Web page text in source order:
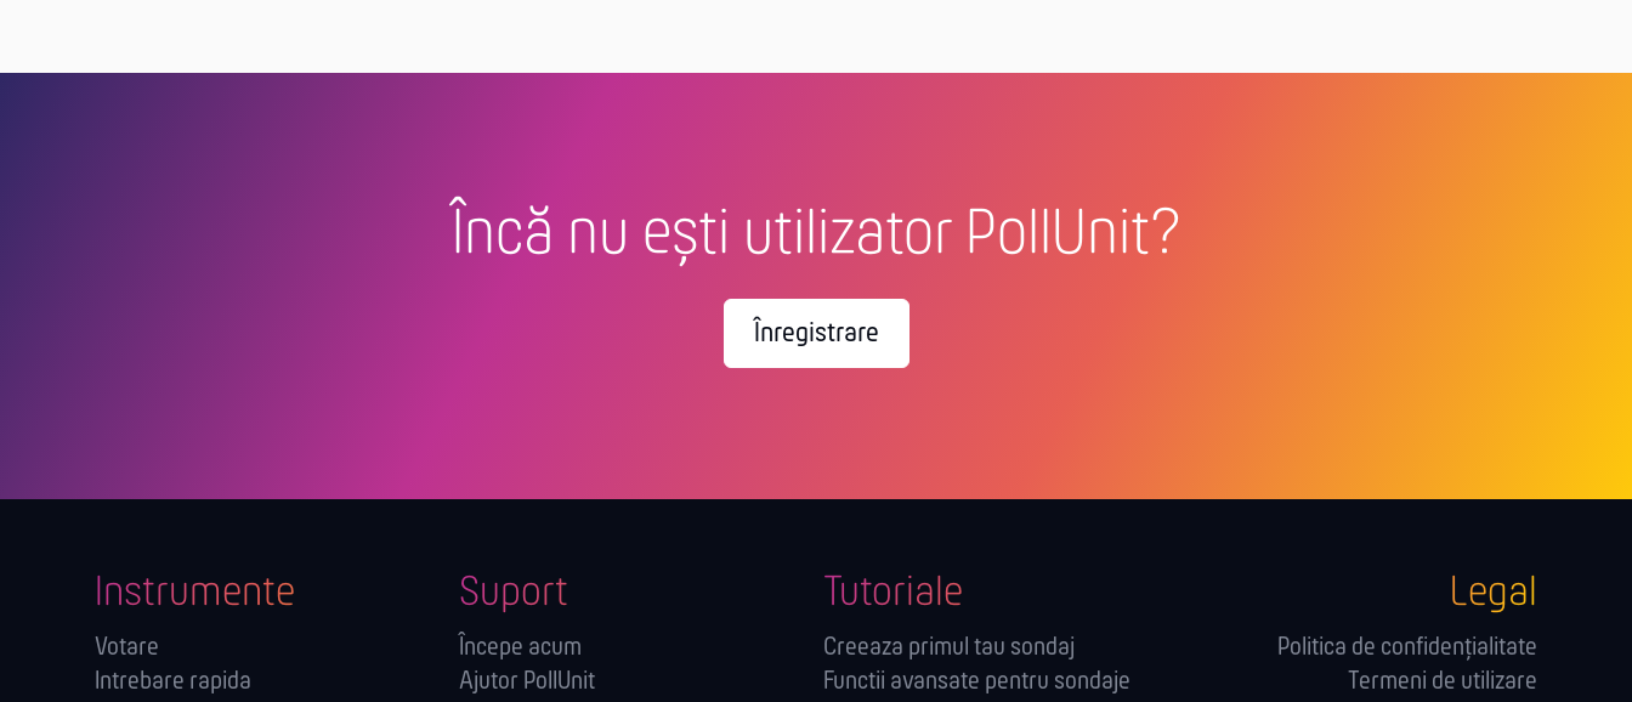
Încă nu ești utilizator PollUnit?
Înregistrare
Instrumente
Votare
Intrebare rapida
Suport
Începe acum
Ajutor PollUnit
Tutoriale
Creeaza primul tau sondaj
Functii avansate pentru sondaje
Legal
Politica de confidențialitate
Termeni de utilizare